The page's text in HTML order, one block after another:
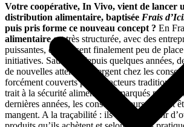
Votre coopérative, In Vivo, vient de lancer
distribution alimentaire, baptisée Frais
puis pris forme ce nouveau concept ? En
alimentaireest très structurée, avec des
puissantes, qui laissent finalement peu de
initiatives. Sauf que depuis quelques années,
de nouvelles attentes émergent chez les
forcément couverts par ces acteurs
trait à la sécurité alimentaire : marqués par
dernières années, les consommateurs veulent
mangent. A la traçabilité : ils veulent savoir